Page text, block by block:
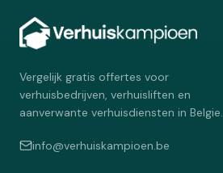
Vergelijk gratis offertes voor
verhuisbedrijven, verhuisliften en
aanverwante verhuisdiensten in Belgie.
info@verhuiskampioen.be